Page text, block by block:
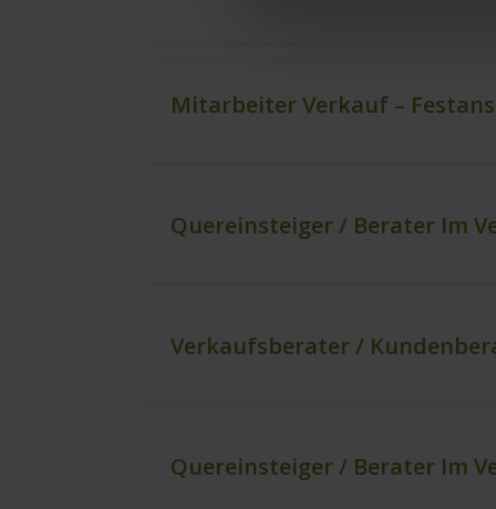
Mitarbeiter Verkauf –
Quereinsteiger / Berater Im
Verkaufsberater /
Quereinsteiger / Berater Im